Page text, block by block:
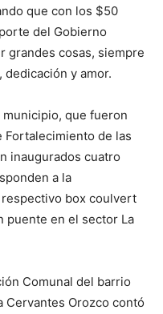
que con los $50
del Gobierno
grandes cosas, siempre
dedicación y amor.
que fueron
Fortalecimiento de las
inaugurados cuatro
a la
box coulvert
puente en el sector La
Comunal del barrio
Cervantes Orozco contó